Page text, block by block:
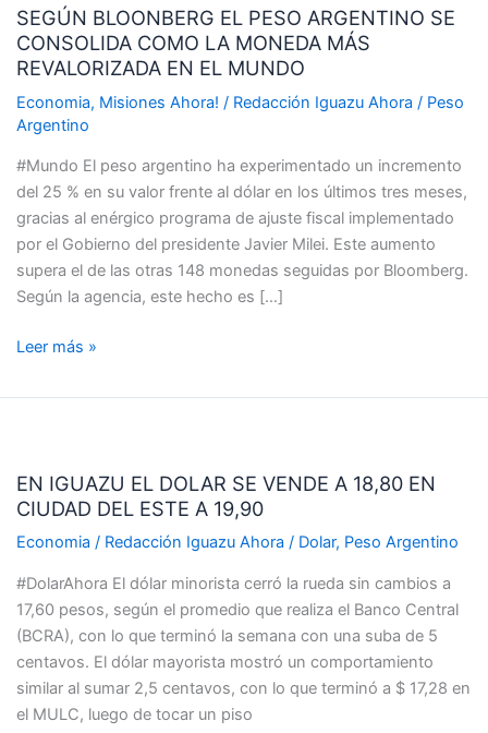
SEGÚN BLOONBERG EL PESO ARGENTINO SE
CONSOLIDA COMO LA MONEDA MÁS
REVALORIZADA EN EL MUNDO
Economia, Misiones Ahora! / Redacción Iguazu Ahora / Peso
Argentino
#Mundo El peso argentino ha experimentado un incremento
del 25 % en su valor frente al dólar en los últimos tres meses,
gracias al enérgico programa de ajuste fiscal implementado
por el Gobierno del presidente Javier Milei. Este aumento
supera el de las otras 148 monedas seguidas por Bloomberg.
Según la agencia, este hecho es […]
MÁS
REVALORIZADA
EN
EL
MUNDO
Leer más »
EN IGUAZU EL DOLAR SE VENDE A 18,80 EN
CIUDAD DEL ESTE A 19,90
Economia / Redacción Iguazu Ahora / Dolar, Peso Argentino
#DolarAhora El dólar minorista cerró la rueda sin cambios a
17,60 pesos, según el promedio que realiza el Banco Central
(BCRA), con lo que terminó la semana con una suba de 5
centavos. El dólar mayorista mostró un comportamiento
similar al sumar 2,5 centavos, con lo que terminó a $ 17,28 en
el MULC, luego de tocar un piso
EL
DOLAR
SE
A
18,80
EN
CIUDAD
DEL
ESTE